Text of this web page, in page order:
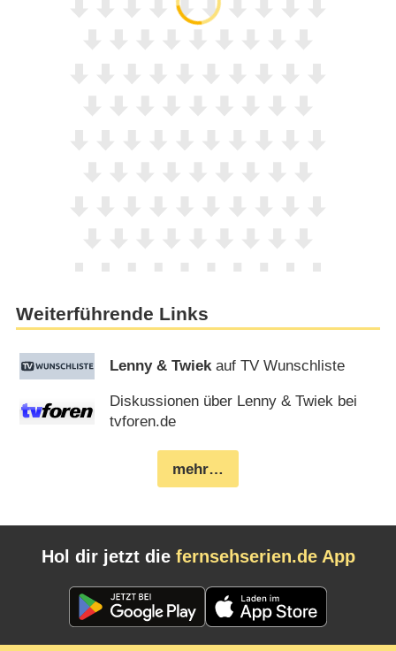
Weiterführende Links
Lenny & Twiekauf TV Wunschliste
Diskussionen über Lenny & Twiek bei
tvforen.de
mehr…
Hol dir jetzt die fernsehserien.de App